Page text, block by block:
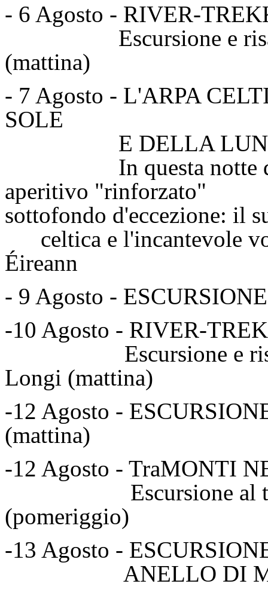
- 6 Agosto - RIVER-
Escursione e risalita
(mattina)
- 7 Agosto - L'ARPA
SOLE
E DELLA
In questa notte di
aperitivo
sottofondo
celtica e l'incantevole
Éireann
- 9 Agosto -
-10 Agosto - RIVER-
Escursione e
Longi (mattina)
-12 Agosto -
(mattina)
-12 Agosto - TraMONTI
Escursione al
(pomeriggio)
-13 Agosto -
ANELLO DI